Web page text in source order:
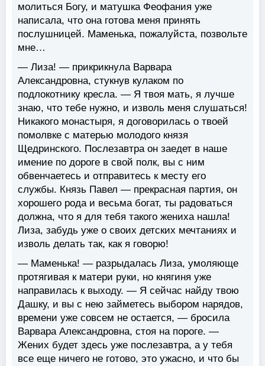
молиться Богу, и матушка Феофания уже
написала, что она готова меня принять
послушницей. Маменька, пожалуйста, позвольте
мне…
— Лиза! — прикрикнула Варвара
Александровна, стукнув кулаком по
подлокотнику кресла. — Я твоя мать, я лучше
знаю, что тебе нужно, и изволь меня слушаться!
Никакого монастыря, я договорилась о твоей
помолвке с матерью молодого князя
Щедринского. Послезавтра он заедет в наше
имение по дороге в свой полк, вы с ним
обвенчаетесь и отправитесь к месту его
службы. Князь Павел — прекрасная партия, он
хорошего рода и весьма богат, ты радоваться
должна, что я для тебя такого жениха нашла!
Лиза, забудь уже о своих детских мечтаниях и
изволь делать так, как я говорю!
— Маменька! — разрыдалась Лиза, умоляюще
протягивая к матери руки, но княгиня уже
направилась к выходу. — Я сейчас найду твою
Дашку, и вы с нею займетесь выбором нарядов,
времени уже совсем не остается, — бросила
Варвара Александровна, стоя на пороге. —
Жених будет здесь уже послезавтра, а у тебя
все еще ничего не готово, это ужасно, и что бы